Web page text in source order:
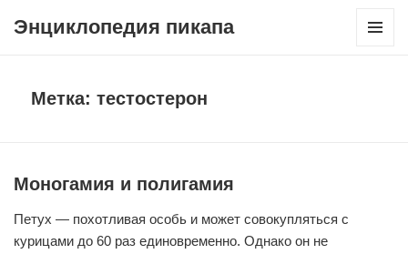
Энциклопедия пикапа
Метка:тестостерон
Моногамия и полигамия
Петух — похотливая особь и может совокупляться с
курицами до 60 раз единовременно. Однако он не